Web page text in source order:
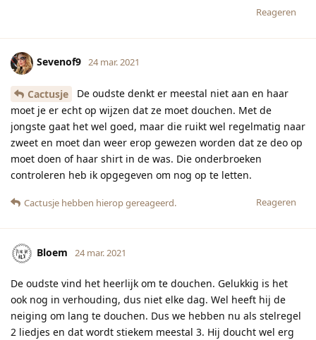
Reageren
Sevenof9 24 mar. 2021
Cactusje
De oudste denkt er meestal niet aan en haar
moet je er echt op wijzen dat ze moet douchen. Met de
jongste gaat het wel goed, maar die ruikt wel regelmatig naar
zweet en moet dan weer erop gewezen worden dat ze deo op
moet doen of haar shirt in de was. Die onderbroeken
controleren heb ik opgegeven om nog op te letten.
Reageren
Cactusje hebben hierop gereageerd.
Bloem 24 mar. 2021
De oudste vind het heerlijk om te douchen. Gelukkig is het
ook nog in verhouding, dus niet elke dag. Wel heeft hij de
neiging om lang te douchen. Dus we hebben nu als stelregel
2 liedjes en dat wordt stiekem meestal 3. Hij doucht wel erg